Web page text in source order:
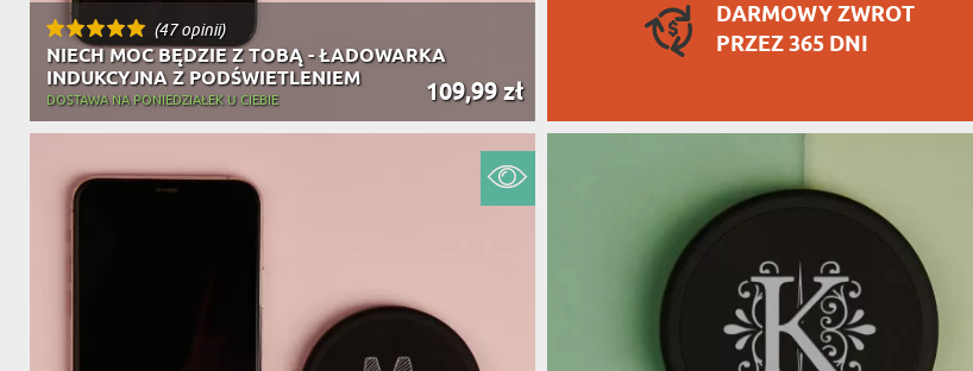
DARMOWY ZWROT
PRZEZ 365 DNI
(47 opinii)
NIECH MOC BĘDZIE Z TOBĄ - ŁADOWARKA
INDUKCYJNA Z PODŚWIETLENIEM
109,99 zł
DOSTAWA NA PONIEDZIAŁEK U CIEBIE